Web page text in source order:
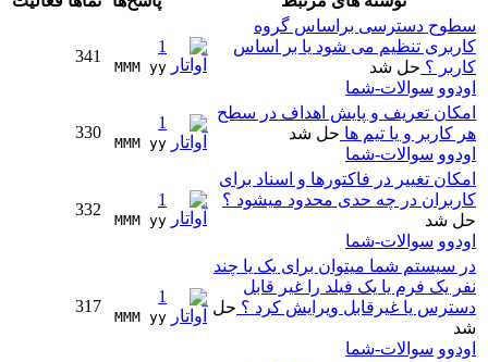
سطوح دسترسی براساس گروه
کاربری تنظیم می شود یا بر اساس
کاربر ؟ حل شد
اودوو سوالات-شما
1
MMM yy
341
امکان تعریف و پایش اهداف در سطح
هر کاربر و یا تیم ها حل شد
اودوو سوالات-شما
1
MMM yy
330
امکان تغییر در فاکتورها و اسناد برای
کاربران در چه حدی محدود میشود ؟
حل شد
اودوو سوالات-شما
1
MMM yy
332
در سیستم شما میتوان برای یک یا چند
نفر یک فرم یا یک فیلد را غیر قابل
دسترس یا غیرقابل ویرایش کرد ؟ حل
شد
اودوو سوالات-شما
1
MMM yy
317